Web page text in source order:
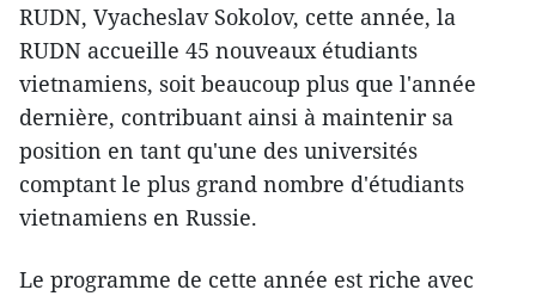
RUDN, Vyacheslav Sokolov, cette année, la
RUDN accueille 45 nouveaux étudiants
vietnamiens, soit beaucoup plus que l'année
dernière, contribuant ainsi à maintenir sa
position en tant qu'une des universités
comptant le plus grand nombre d'étudiants
vietnamiens en Russie.
Le programme de cette année est riche avec